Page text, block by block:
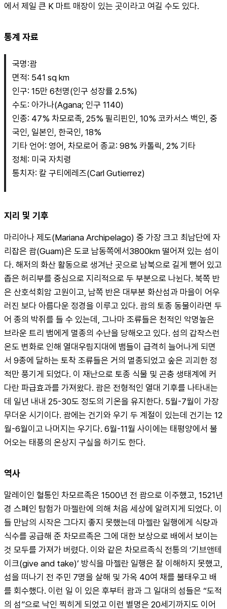
에서 제일 큰 K 마트 매장이 있는 곳이라고 여길 수도 있다.
통계 자료
국명:괌
면적: 541 sq km
인구: 15만 6천명(인구 성장률 2.5%)
수도: 아가나(Agana; 인구 1140)
인종: 47% 차모로족, 25% 필리핀인, 10% 코카서스 백인, 중
국인, 일본인, 한국인, 18%
기타 언어: 영어, 차모로어 종교: 98% 카톨릭, 2% 기타
정체: 미국 자치령
통치자: 칼 구티에레즈(Carl Gutierrez)
지리 및 기후
마리아나 제도(Mariana Archipelago) 중 가장 크고 최남단에 자
리잡은 괌(Guam)은 도쿄 남동쪽에서3800km 떨어져 있는 섬이
다. 해저의 화산 활동으로 생겨난 곳으로 남북으로 길게 뻗어 있고
좁은 허리부를 중심으로 지리적으로 두 부분으로 나뉜다. 북쪽 반
은 산호석회암 고원이고, 남쪽 반은 대부분 화산섬과 마을이 어우
러진 보다 아름다운 정경을 이루고 있다. 괌의 토종 동물이라면 두
어 종의 박쥐를 들 수 있는데, 그나마 조류들은 천적인 악명높은
브라운 트리 뱀에게 멸종의 수난을 당해오고 있다. 섬의 갑작스런
온도 변화로 인해 열대우림지대에 뱀들이 급격히 늘어나게 되면
서 9종에 달하는 토착 조류들은 거의 멸종되었고 숲은 괴괴한 정
적만 풍기게 되었다. 이 재난으로 토종 식물 및 곤충 생태계에 커
다란 파급효과를 가져왔다. 괌은 전형적인 열대 기후를 나타내는
데 일년 내내 25-30도 정도의 기온을 유지한다. 5월-7월이 가장
무더운 시기이다. 괌에는 건기와 우기 두 계절이 있는데 건기는 12
월-6월이고 나머지는 우기다. 6월-11월 사이에는 태평양에서 불
어오는 태풍의 온상지 구실을 하기도 한다.
역사
말레이인 혈통인 차모르족은 1500년 전 괌으로 이주했고, 1521년
경 스페인 탐험가 마젤란에 의해 처음 세상에 알려지게 되었다. 이
들 만남의 시작은 그다지 좋지 못했는데 마젤란 일행에게 식량과
식수를 공급해 준 차모르족은 그에 대한 보상으로 배에서 보이는
것 모두를 가져가 버렸다. 이와 같은 차모르족식 전통의 ‘기브앤테
이크(give and take)’ 방식을 마젤란 일행은 잘 이해하지 못했고,
섬을 떠나기 전 주민 7명을 살해 및 가옥 40여 채를 불태우고 배
를 회수했다. 이런 일 이 있은 후부터 괌과 그 일대의 섬들은 “도적
의 섬”으로 낙인 찍히게 되었고 이런 별명은 20세기까지도 이어